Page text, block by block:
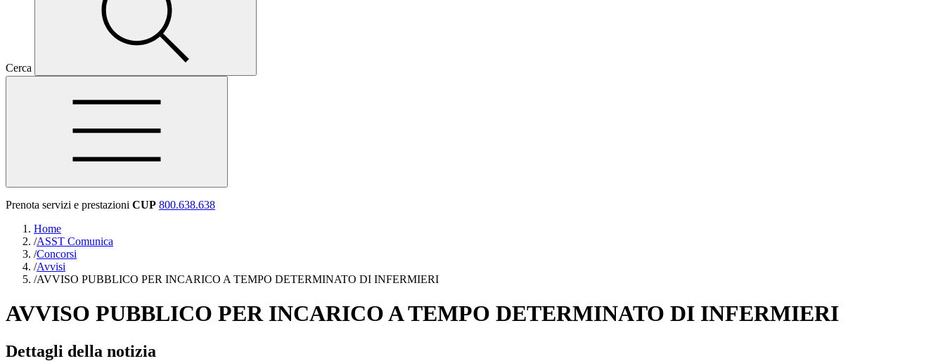
Cerca
Prenota servizi e prestazioni CUP 800.638.638
Home
/ASST Comunica
/Concorsi
/Avvisi
/AVVISO PUBBLICO PER INCARICO A TEMPO DETERMINATO DI INFERMIERI
AVVISO PUBBLICO PER INCARICO A TEMPO DETERMINATO DI INFERMIERI
Dettagli della notizia